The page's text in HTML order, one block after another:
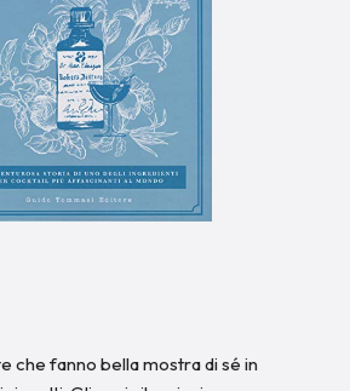
che fanno bella mostra di sé in